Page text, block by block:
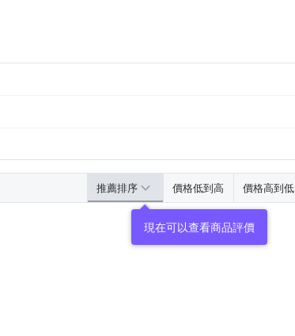
推薦排序 價格低到高 價格高到低
現在可以查看商品評價